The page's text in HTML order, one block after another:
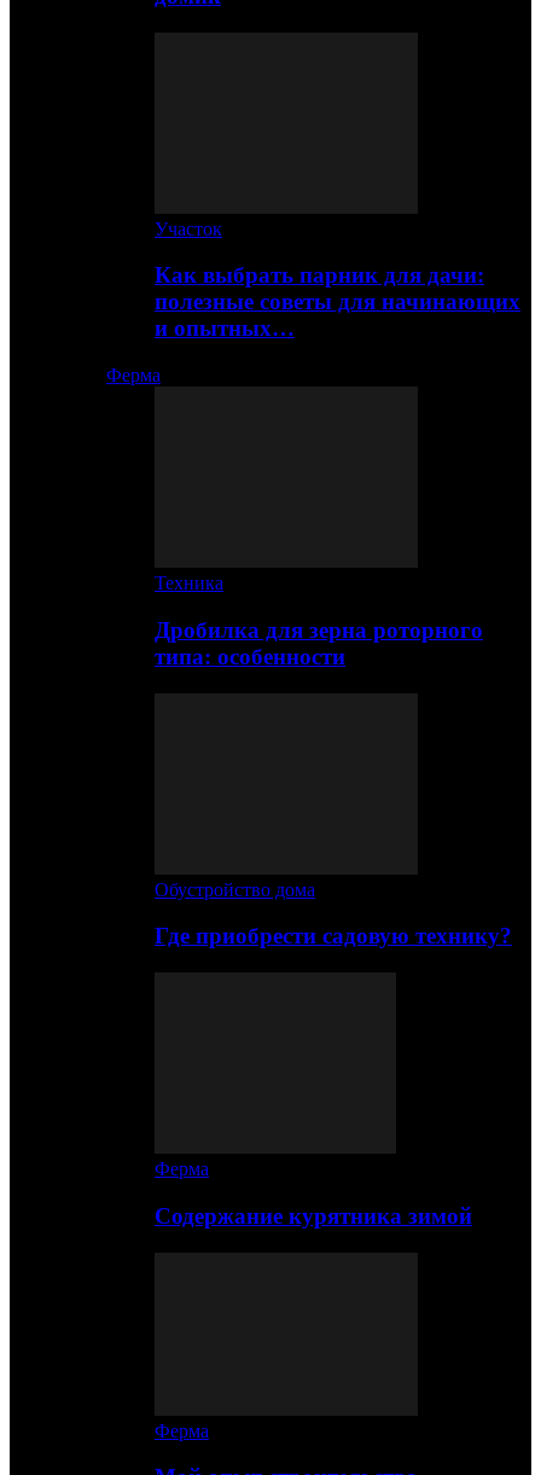
Участок
Как выбрать парник для дачи:
полезные советы для начинающих
и опытных…
Ферма
Техника
Дробилка для зерна роторного
типа: особенности
Обустройство дома
Где приобрести садовую технику?
Ферма
Содержание курятника зимой
Ферма